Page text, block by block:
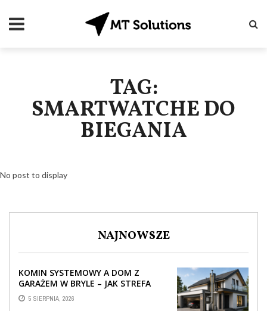
TAG:
SMARTWATCHE DO
BIEGANIA
No post to display
NAJNOWSZE
KOMIN SYSTEMOWY A DOM Z
GARAŻEM W BRYLE – JAK STREFA
TECHNICZNA WPŁYWA NA
PROWADZENIE ...
5 SIERPNIA, 2026